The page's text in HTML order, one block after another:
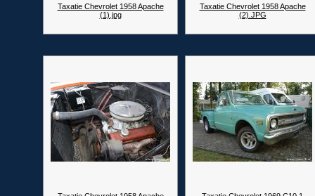
Taxatie Chevrolet 1958 Apache
(1).jpg
Taxatie Chevrolet 1958 Apache
(2).JPG